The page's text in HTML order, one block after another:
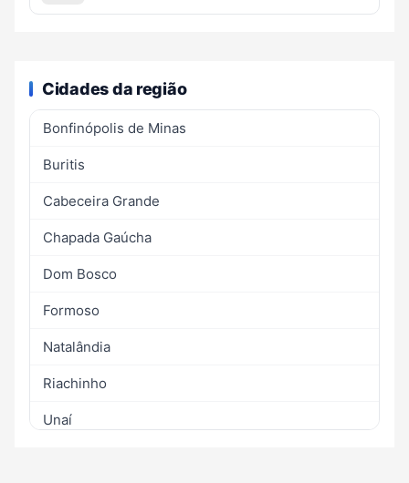
Cidades da região
Bonfinópolis de Minas
Buritis
Cabeceira Grande
Chapada Gaúcha
Dom Bosco
Formoso
Natalândia
Riachinho
Unaí